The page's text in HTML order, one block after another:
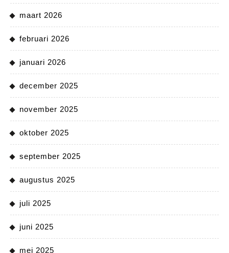
maart 2026
februari 2026
januari 2026
december 2025
november 2025
oktober 2025
september 2025
augustus 2025
juli 2025
juni 2025
mei 2025